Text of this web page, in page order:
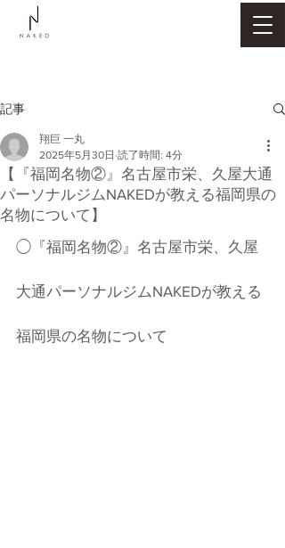
記事
【『福岡名物②』名古屋市栄、久屋大通
パーソナルジムNAKEDが教える福岡県の
名物について】
翔巨 一丸
2025年5月30日 読了時間: 4分
◯『福岡名物②』名古屋市栄、久屋
大通パーソナルジムNAKEDが教える
福岡県の名物について